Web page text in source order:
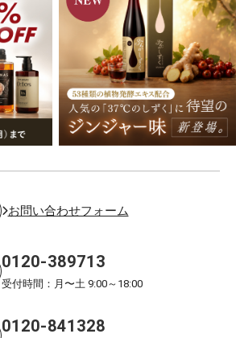
お問い合わせフォーム
0120-389713
受付時間：月〜土 9:00～18:00
0120-841328